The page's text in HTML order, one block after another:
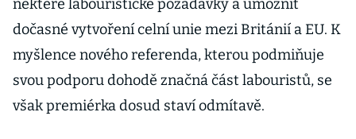
některé labouristické požadavky a umožnit
dočasné vytvoření celní unie mezi Británií a EU. K
myšlence nového referenda, kterou podmiňuje
svou podporu dohodě značná část labouristů, se
však premiérka dosud staví odmítavě.